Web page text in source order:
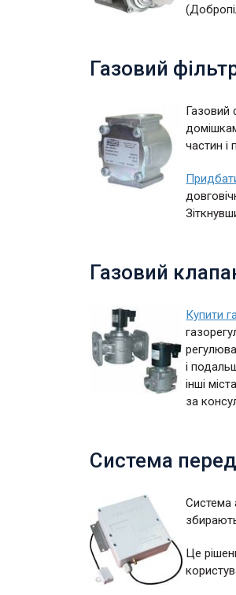
Газовий
Газовий
частин
Газовий
Купити
і
інші
за
Система
Система
Це